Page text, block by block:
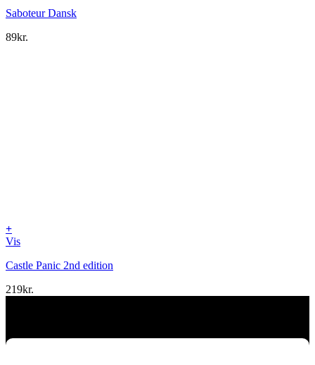
Saboteur Dansk
89kr.
+
Vis
Castle Panic 2nd edition
219kr.